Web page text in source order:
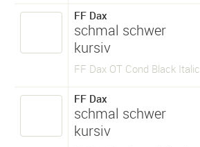
FF Dax
schmal schwer
kursiv
FF Dax OT Cond Black Italic
FF Dax
schmal schwer
kursiv